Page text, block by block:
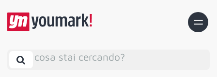
cosa stai cercando?